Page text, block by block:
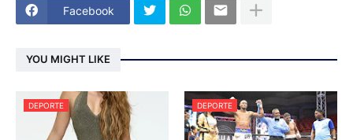
Facebook
YOU MIGHT LIKE
DEPORTE DEPORTE